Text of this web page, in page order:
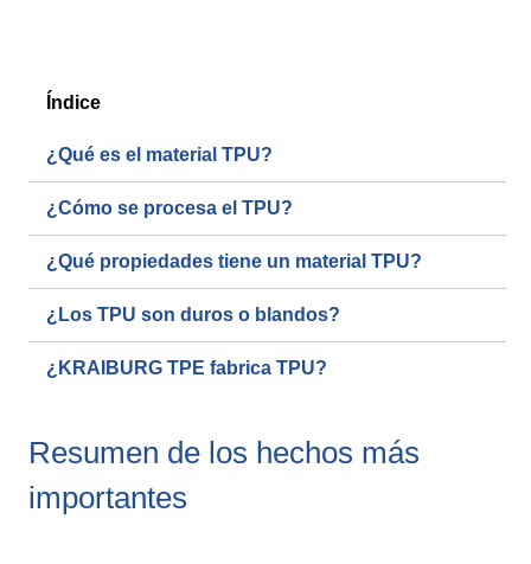
Webinar
Eventos
Descargas
Centro de conocimientos sobre TPE
Guías de procesamiento
Índice
¿Qué es el material TPU?
¿Cómo se procesa el TPU?
¿Qué propiedades tiene un material TPU?
¿Los TPU son duros o blandos?
¿KRAIBURG TPE fabrica TPU?
Resumen de los hechos más
importantes